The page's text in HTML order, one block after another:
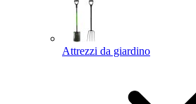
Attrezzi da giardino